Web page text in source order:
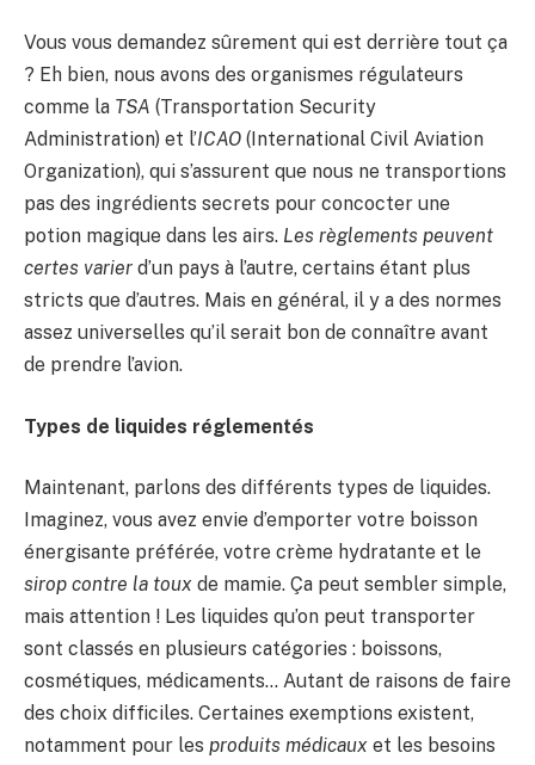
Vous vous demandez sûrement qui est derrière tout ça
? Eh bien, nous avons des organismes régulateurs
comme la TSA (Transportation Security
Administration) et l’ICAO (International Civil Aviation
Organization), qui s’assurent que nous ne transportions
pas des ingrédients secrets pour concocter une
potion magique dans les airs. Les règlements peuvent
certes varier d’un pays à l’autre, certains étant plus
stricts que d’autres. Mais en général, il y a des normes
assez universelles qu’il serait bon de connaître avant
de prendre l’avion.
Types de liquides réglementés
Maintenant, parlons des différents types de liquides.
Imaginez, vous avez envie d’emporter votre boisson
énergisante préférée, votre crème hydratante et le
sirop contre la toux de mamie. Ça peut sembler simple,
mais attention ! Les liquides qu’on peut transporter
sont classés en plusieurs catégories : boissons,
cosmétiques, médicaments… Autant de raisons de faire
des choix difficiles. Certaines exemptions existent,
notamment pour les produits médicaux et les besoins